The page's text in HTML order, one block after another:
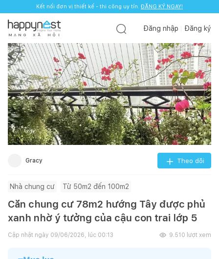
Kết nối đơn vị thiết kế - thi công uy tín. ĐĂNG KÝ NGAY!
M Ạ N G X Ã H Ộ I
Đăng nhập Đăng ký
Gracy Theo dõi
Nhà chung cư Từ 50m2 đến 100m2
Căn chung cư 78m2 hướng Tây được phủ
xanh nhờ ý tưởng của cậu con trai lớp 5
Cập nhật ngày 09/06/2026, lúc 00:13 9.510 lượt xem